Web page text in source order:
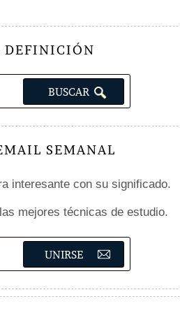
DEFINICIÓN
SEMANAL
interesante con su significado.
mejores técnicas de estudio.